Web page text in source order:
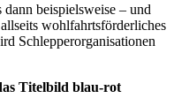
dann beispielsweise – und
wohlfahrtsförderliches
Schlepperorganisationen
Titelbild blau-rot